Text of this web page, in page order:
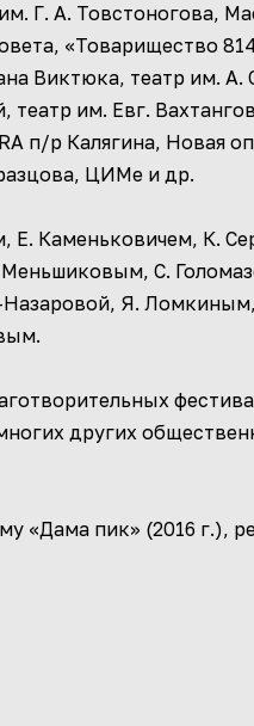
Г. А. Товстоногова,
«Товарищество
Виктюка, театр им. А.
им. Евг.
п/р Калягина, Новая
ЦИМе и др.
Е. Каменьковичем, К.
С.
Я.
других
«Дама пик» (2016 г.),